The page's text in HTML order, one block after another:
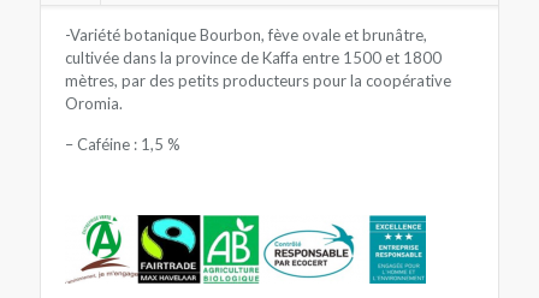
-Variété botanique Bourbon, fève ovale et brunâtre,
cultivée dans la province de Kaffa entre 1500 et 1800
mètres, par des petits producteurs pour la coopérative
Oromia.
– Caféine : 1,5 %